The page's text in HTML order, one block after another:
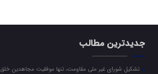
جدیدترین مطالب
تشکیل شورای غیر ملی مقاومت، تنها موفقیت مجاهدین خلق